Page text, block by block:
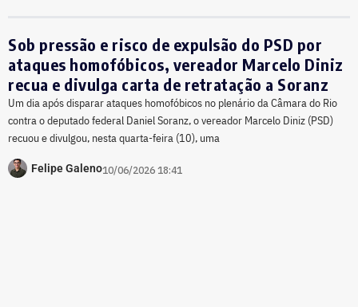
Sob pressão e risco de expulsão do PSD por
ataques homofóbicos, vereador Marcelo Diniz
recua e divulga carta de retratação a Soranz
Um dia após disparar ataques homofóbicos no plenário da Câmara do Rio
contra o deputado federal Daniel Soranz, o vereador Marcelo Diniz (PSD)
recuou e divulgou, nesta quarta-feira (10), uma
Felipe Galeno10/06/2026 18:41